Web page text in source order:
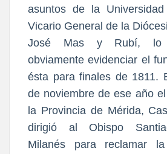
asuntos de la
Vicario General de la
José Mas y Rubí, lo
obviamente evidenciar el
ésta para finales de 1811.
de noviembre de ese año
la Provincia de Mérida,
dirigió al Obispo
Milanés para reclamar